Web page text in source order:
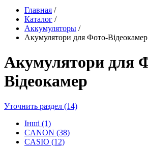
Главная /
Каталог /
Аккумуляторы /
Акумулятори для Фото-Відеокамер
Акумулятори для
Відеокамер
Уточнить раздел (14)
Інші (1)
CANON (38)
CASIO (12)